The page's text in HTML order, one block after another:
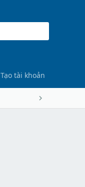
Tạo tài khoản